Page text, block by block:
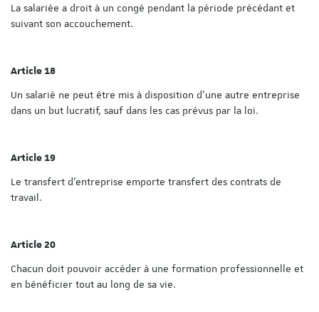
La salariée a droit à un congé pendant la période précédant et
suivant son accouchement.
Article 18
Un salarié ne peut être mis à disposition d'une autre entreprise
dans un but lucratif, sauf dans les cas prévus par la loi.
Article 19
Le transfert d'entreprise emporte transfert des contrats de
travail.
Article 20
Chacun doit pouvoir accéder à une formation professionnelle et
en bénéficier tout au long de sa vie.